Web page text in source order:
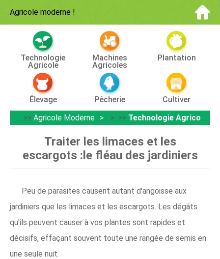
Agricole moderne !
Technologie
Agricole
Machines
Agricoles
Plantation
Élevage Pêcherie
Cultiver
>> Agricole Moderne > >> Technologie Agricole
Traiter les limaces et les
escargots :le fléau des jardiniers
Peu de parasites causent autant d'angoisse aux
jardiniers que les limaces et les escargots. Les dégâts
qu'ils peuvent causer à vos plantes sont rapides et
décisifs, effaçant souvent toute une rangée de semis en
une seule nuit.